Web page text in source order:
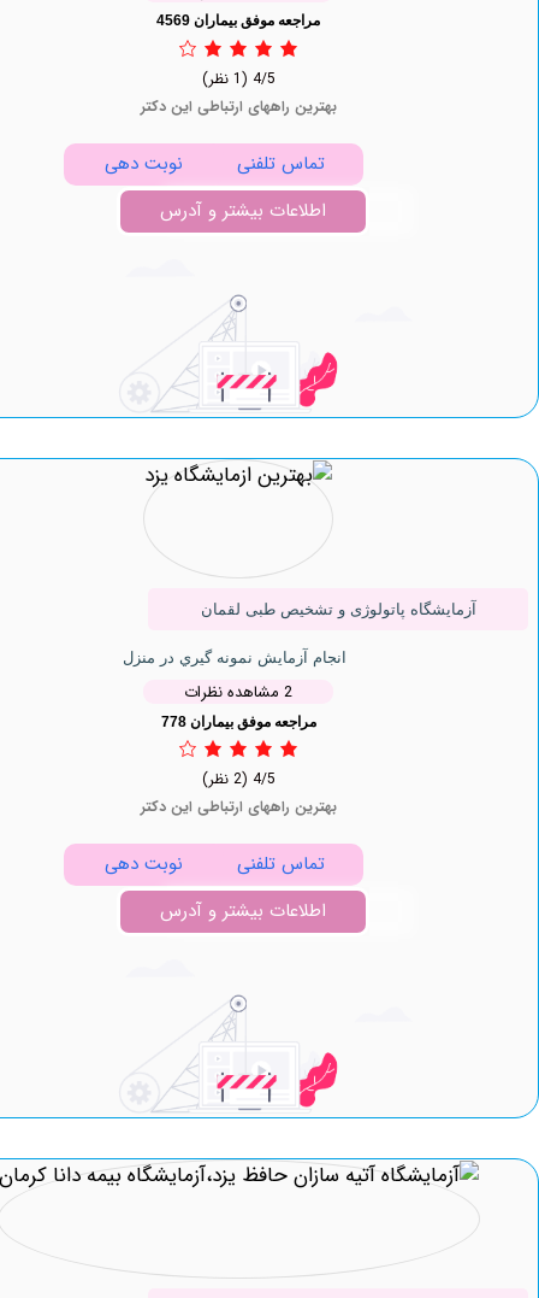
مراجعه موفق بیماران 4569
بهترین راههای ارتباطی این دکتر
تماس تلفنی
نوبت دهی
اطلاعات بیشتر و آدرس
پاتولوژی و تشخیص طبی لقمان
انجام آزمایش نمونه گيري در منزل
مراجعه موفق بیماران 778
بهترین راههای ارتباطی این دکتر
تماس تلفنی
نوبت دهی
اطلاعات بیشتر و آدرس